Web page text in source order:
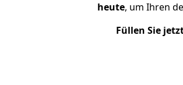
heute, um Ihren
Füllen Sie